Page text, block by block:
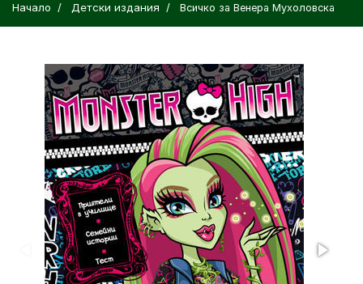
Начало Детски издания Всичко за Венера Мухоловска